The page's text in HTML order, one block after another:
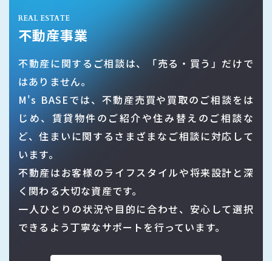
REAL ESTATE
不動産事業
不動産に関するご相談は、「売る・買う」だけで
はありません。
M's BASEでは、不動産売買や買取のご相談をは
じめ、賃貸物件のご紹介や住み替えのご相談な
ど、住まいに関するさまざまなご相談に対応して
います。
不動産はお客様のライフスタイルや将来設計と深
く関わる大切な資産です。
一人ひとりの状況や目的に合わせ、安心して選択
できるよう丁寧なサポートを行っています。